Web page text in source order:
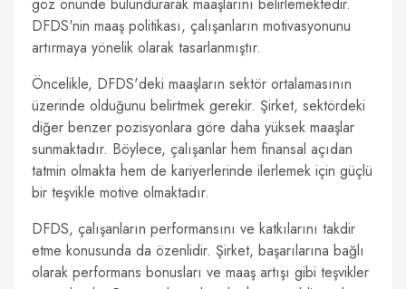
DFDS'nin maaş politikası, çalışanların motivasyonunu
artırmaya yönelik olarak tasarlanmıştır.
Öncelikle, DFDS'deki maaşların sektör ortalamasının
üzerinde olduğunu belirtmek gerekir. Şirket, sektördeki
diğer benzer pozisyonlara göre daha yüksek maaşlar
sunmaktadır. Böylece, çalışanlar hem finansal açıdan
tatmin olmakta hem de kariyerlerinde ilerlemek için güçlü
bir teşvikle motive olmaktadır.
DFDS, çalışanların performansını ve katkılarını takdir
etme konusunda da özenlidir. Şirket, başarılarına bağlı
olarak performans bonusları ve maaş artışı gibi teşvikler